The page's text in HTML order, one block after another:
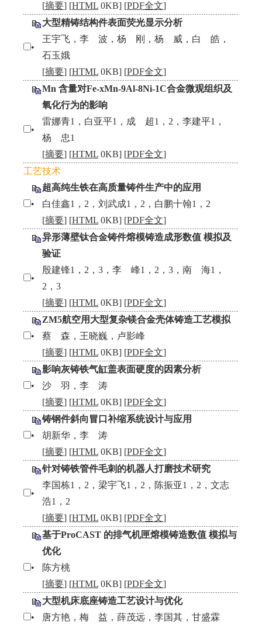
[摘要] [HTML 0KB] [PDF全文]
大型精铸结构件表面荧光显示分析
•
王宇飞，李 波，杨 刚，杨 威，白 皓，
石玉娥
[摘要] [HTML 0KB] [PDF全文]
Mn 含量对Fe-xMn-9Al-8Ni-1C合金微观组织及
氧化行为的影响
•
雷娜青1，白亚平1，成 超1，2，李建平1，
杨 忠1
[摘要] [HTML 0KB] [PDF全文]
工艺技术
超高纯生铁在高质量铸件生产中的应用
•
白佳鑫1，2，刘武成1，2，白鹏十翰1，2
[摘要] [HTML 0KB] [PDF全文]
异形薄壁钛合金铸件熔模铸造成形数值 模拟及
验证
•
殷建锋1，2，3，李 峰1，2，3，南 海1，
2，3
[摘要] [HTML 0KB] [PDF全文]
ZM5航空用大型复杂镁合金壳体铸造工艺模拟
•
蔡 森，王晓巍，卢影峰
[摘要] [HTML 0KB] [PDF全文]
影响灰铸铁气缸盖表面硬度的因素分析
•
沙 羽，李 涛
[摘要] [HTML 0KB] [PDF全文]
铸钢件斜向冒口补缩系统设计与应用
•
胡新华，李 涛
[摘要] [HTML 0KB] [PDF全文]
针对铸铁管件毛刺的机器人打磨技术研究
•
李国栋1，2，梁宇飞1，2，陈振亚1，2，文志
浩1，2
[摘要] [HTML 0KB] [PDF全文]
基于ProCAST 的排气机匣熔模铸造数值 模拟与
优化
•
陈方桃
[摘要] [HTML 0KB] [PDF全文]
大型机床底座铸造工艺设计与优化
•
唐方艳，梅 益，薛茂远，李国其，甘盛霖